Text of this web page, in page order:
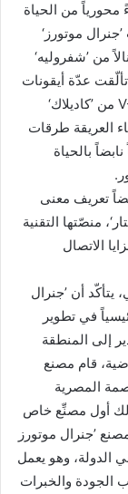
محورياً من الحياة
’جنرال موتورز‘
من ’شفروليه‘
تألّقت عدّة أيقونات
مبهرة مثل ’شفروليه كورفيت‘ وسلسلة V-Series من ’كاديلاك‘
العريقة طرقات
بالحياة
تعريف معنى
منصّتها التقنية
الاتصال
يتأكّد أن ’جنرال
في تطوير
إلى المنطقة
وخلال السنوات ال 43 الماضية، قام مصنع
6 أكتوبر بالعاصمة المصرية
ليصبح بذلك أول مصنِّع خاص
’جنرال موتورز
الدولة، وهو يعمل
لجلب الجودة والخبرات